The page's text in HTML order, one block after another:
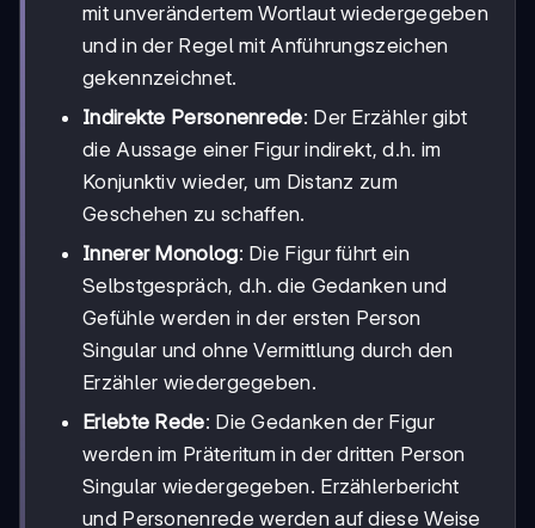
mit unverändertem Wortlaut wiedergegeben
und in der Regel mit Anführungszeichen
gekennzeichnet.
Indirekte Personenrede: Der Erzähler gibt
die Aussage einer Figur indirekt, d.h. im
Konjunktiv wieder, um Distanz zum
Geschehen zu schaffen.
Innerer Monolog: Die Figur führt ein
Selbstgespräch, d.h. die Gedanken und
Gefühle werden in der ersten Person
Singular und ohne Vermittlung durch den
Erzähler wiedergegeben.
Erlebte Rede: Die Gedanken der Figur
werden im Präteritum in der dritten Person
Singular wiedergegeben. Erzählerbericht
und Personenrede werden auf diese Weise